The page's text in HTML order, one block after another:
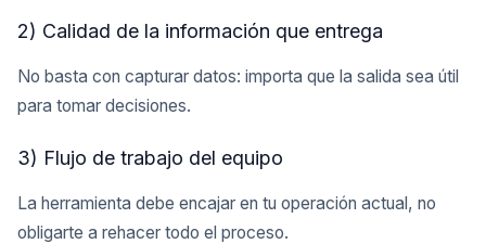
2) Calidad de la información que entrega
No basta con capturar datos: importa que la salida sea útil
para tomar decisiones.
3) Flujo de trabajo del equipo
La herramienta debe encajar en tu operación actual, no
obligarte a rehacer todo el proceso.